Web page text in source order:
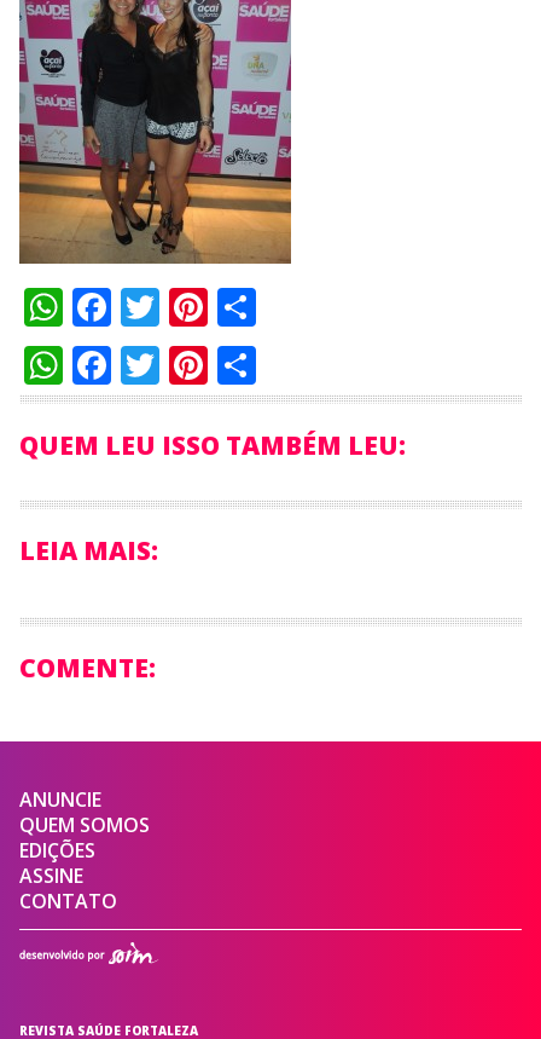
WhatsApp
Facebook
Twitter
Pinterest
Compartilhar
WhatsApp
Facebook
Twitter
Pinterest
Compartilhar
QUEM LEU ISSO TAMBÉM LEU:
LEIA MAIS:
COMENTE:
ANUNCIE
QUEM SOMOS
EDIÇÕES
ASSINE
CONTATO
REVISTA SAÚDE FORTALEZA